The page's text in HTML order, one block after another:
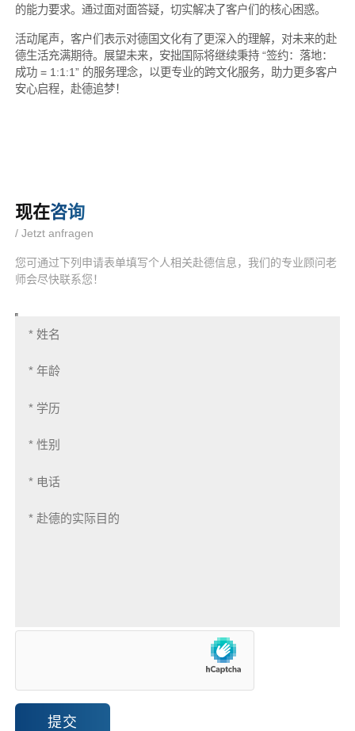
的能力要求。通过面对面答疑，切实解决了客户们的核心困惑。
活动尾声，客户们表示对德国文化有了更深入的理解，对未来的赴
德生活充满期待。展望未来，安拙国际将继续秉持 “签约：落地：
成功 = 1:1:1” 的服务理念，以更专业的跨文化服务，助力更多客户
安心启程，赴德追梦！
现在咨询
/ Jetzt anfragen
您可通过下列申请表单填写个人相关赴德信息，我们的专业顾问老
师会尽快联系您！
提交